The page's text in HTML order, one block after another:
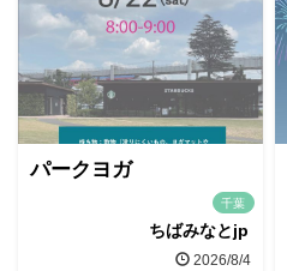
パークヨガ
千葉
ちばみなとjp
2026/8/4